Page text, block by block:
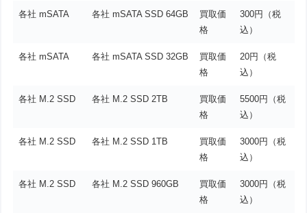
各社 mSATA 各社 mSATA SSD 64GB
買取価
格
300円（税
込）
各社 mSATA 各社 mSATA SSD 32GB
買取価
格
20円（税
込）
各社 M.2 SSD 各社 M.2 SSD 2TB
買取価
格
5500円（税
込）
各社 M.2 SSD 各社 M.2 SSD 1TB
買取価
格
3000円（税
込）
各社 M.2 SSD 各社 M.2 SSD 960GB
買取価
格
3000円（税
込）